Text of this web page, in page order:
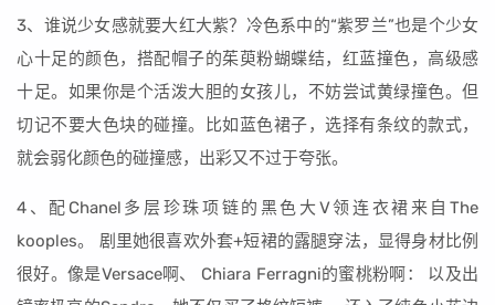
3、谁说少女感就要大红大紫？冷色系中的“紫罗兰”也是个少女
心十足的颜色，搭配帽子的茱萸粉蝴蝶结，红蓝撞色，高级感
十足。如果你是个活泼大胆的女孩儿，不妨尝试黄绿撞色。但
切记不要大色块的碰撞。比如蓝色裙子，选择有条纹的款式，
就会弱化颜色的碰撞感，出彩又不过于夸张。
4、配Chanel多层珍珠项链的黑色大V领连衣裙来自The
kooples。 剧里她很喜欢外套+短裙的露腿穿法，显得身材比例
很好。像是Versace啊、 Chiara Ferragni的蜜桃粉啊： 以及出